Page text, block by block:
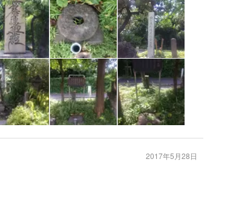
2017年5月28日